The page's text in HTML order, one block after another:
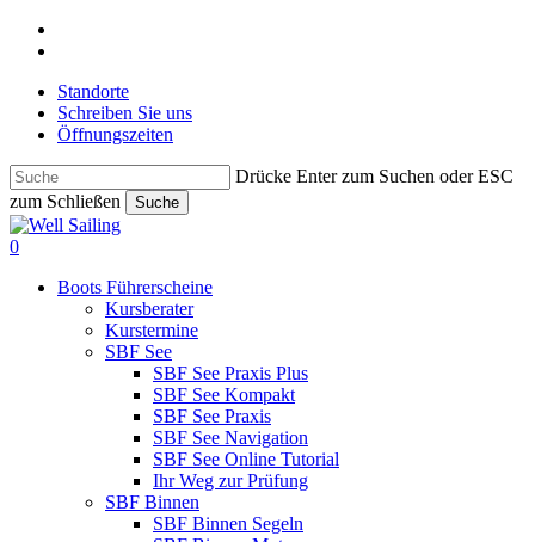
Skip
contentStandorte
Schreiben Sie uns
Öffnungszeiten
Drücke Enter zum Suchen oder ESC
zum Schließen
Suche
Close
Search
search
0
Boots Führerscheine
Kursberater
Kurstermine
SBF See
SBF See Praxis Plus
SBF See Kompakt
SBF See Praxis
SBF See Navigation
SBF See Online Tutorial
Ihr Weg zur Prüfung
SBF Binnen
SBF Binnen Segeln